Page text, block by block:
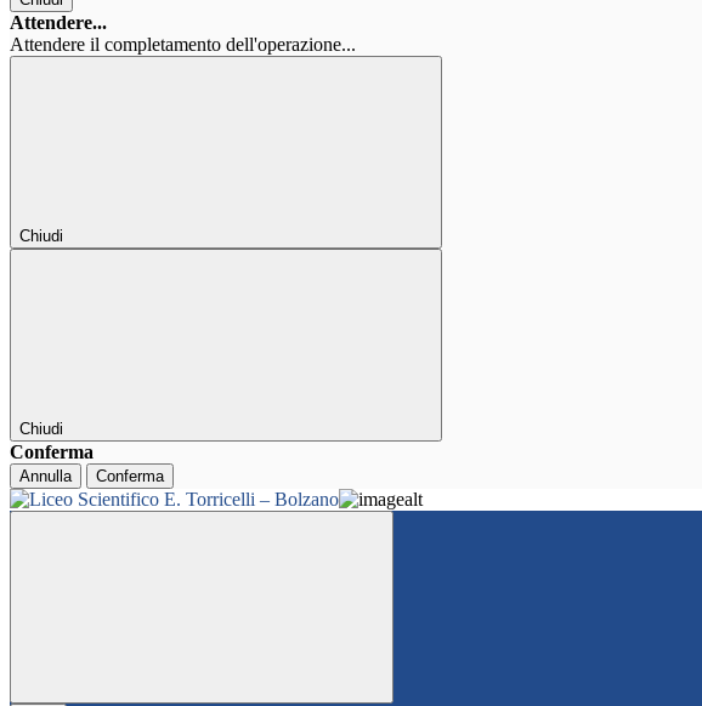
Attendere...
Attendere il completamento dell'operazione...
Chiudi
Chiudi
Conferma
Annulla Conferma